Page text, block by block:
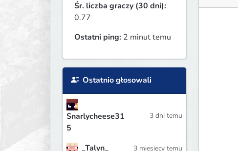
Śr. liczba graczy (30 dni):
0.77
Ostatni ping: 2 minut temu
Ostatnio głosowali
Snarlycheese31
5
3 dni temu
_Talyn_ 3 miesięcy temu